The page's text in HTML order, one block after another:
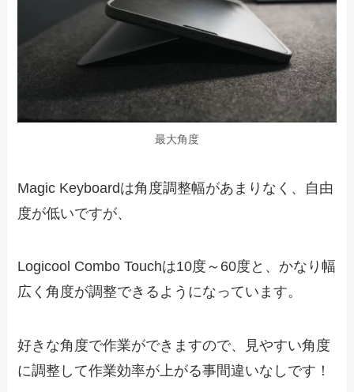
最大角度
Magic Keyboardは角度調整幅があまりなく、自由
度が低いですが、
Logicool Combo Touchは10度～60度と、かなり幅
広く角度が調整できるようになっています。
好きな角度で作業ができますので、見やすい角度
に調整して作業効率が上がる事間違いなしです！